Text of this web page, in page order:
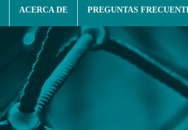
ACERCA DE PREGUNTAS